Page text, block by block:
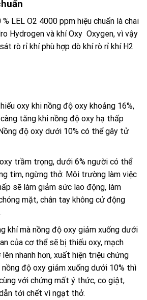
LEL O2 4000 ppm hiệu chuẩn là chai
Hydrogen và khí Oxy Oxygen, vì vậy
rò rỉ khíphù hợp dò khírò rỉ khí H2
oxykhi nồng độ oxy khoảng 16%,
tăng khi nồng độ oxy hạ thấp
độ oxy dưới 10% có thể gây tử
oxytrầm trọng, dưới 6% người có thể
tim, ngừng thở. Môi trường làm việc
sẽ làm giảm sức lao động, làm
mặt, chân tay không cử động
khí mà nồng độ oxy giảm xuống dưới
của cơ thể sẽ bị thiếu oxy, mạch
nhanh hơn, xuất hiện triệu chứng
nồng độ oxy giảm xuống dưới 10% thì
với chứng mất ý thức, co giật,
tới chết vì ngạt thở.